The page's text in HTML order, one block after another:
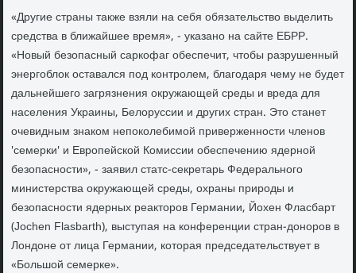
«Другие страны также взяли на себя обязательство выделить
средства в ближайшее время», - указано на сайте ЕБРР.
«Новый безопасный саркофаг обеспечит, чтобы разрушенный
энергоблок оставался под контролем, благодаря чему не будет
дальнейшего загрязнения окружающей среды и вреда для
населения Украины, Белоруссии и других стран. Это станет
очевидным знаком непоколебимой приверженности членов
'семерки' и Европейской Комиссии обеспечению ядерной
безопасности», - заявил статс-секретарь Федерального
министерства окружающей среды, охраны природы и
безопасности ядерных реакторов Германии, Йохен Фласбарт
(Jochen Flasbarth), выступая на конференции стран-доноров в
Лондоне от лица Германии, которая председательствует в
«Большой семерке».